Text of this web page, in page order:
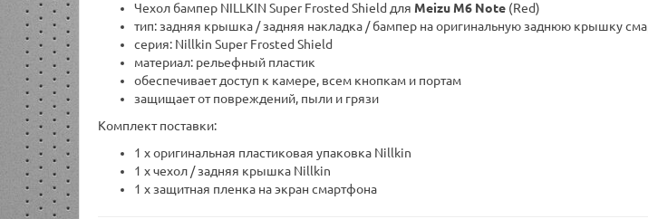
Чехол бампер NILLKIN Super Frosted Shield для Meizu M6 Note (Red)
тип: задняя крышка / задняя накладка / бампер на оригинальную заднюю крышку
серия: Nillkin Super Frosted Shield
материал: рельефный пластик
обеспечивает доступ к камере, всем кнопкам и портам
защищает от повреждений, пыли и грязи
Комплект поставки:
1 х оригинальная пластиковая упаковка Nillkin
1 x чехол / задняя крышка Nillkin
1 x защитная пленка на экран смартфона